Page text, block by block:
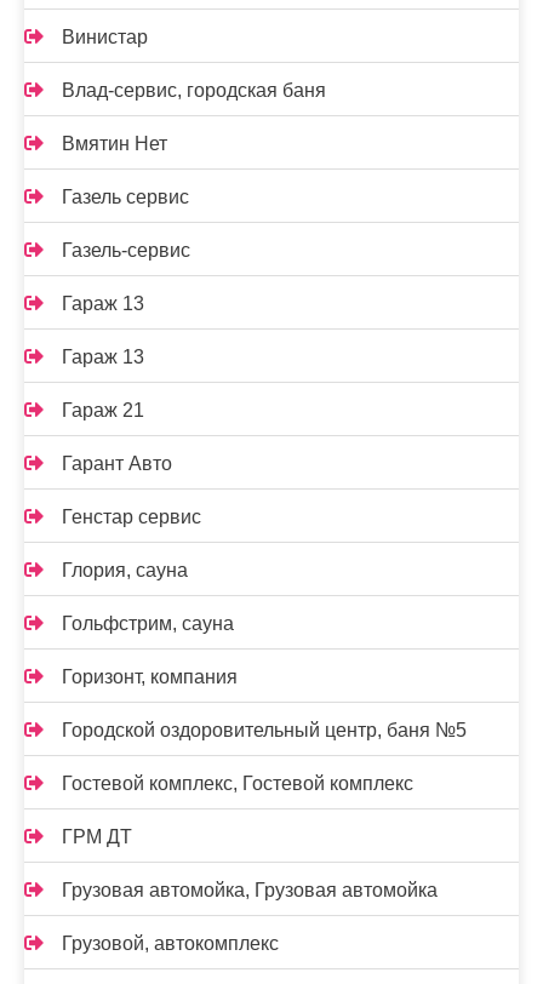
Винистар
Влад-сервис, городская баня
Вмятин Нет
Газель сервис
Газель-сервис
Гараж 13
Гараж 13
Гараж 21
Гарант Авто
Генстар сервис
Глория, сауна
Гольфстрим, сауна
Горизонт, компания
Городской оздоровительный центр, баня №5
Гостевой комплекс, Гостевой комплекс
ГРМ ДТ
Грузовая автомойка, Грузовая автомойка
Грузовой, автокомплекс